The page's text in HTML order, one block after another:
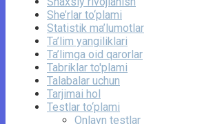
She’rlar to‘plami
Statistik ma’lumotlar
Ta’lim yangiliklari
Ta’limga oid qarorlar
Tabriklar to'plami
Talabalar uchun
Tarjimai hol
Testlar to‘plami
Onlayn testlar